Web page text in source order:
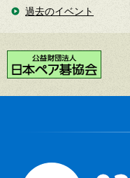
過去のイベント